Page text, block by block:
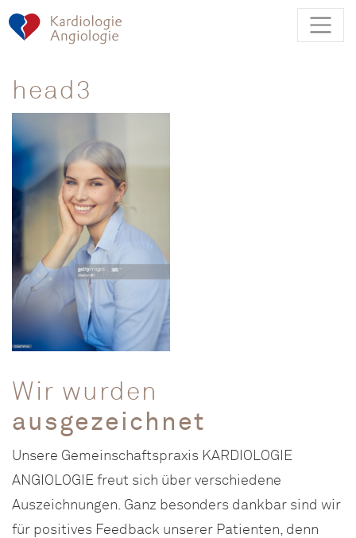
head3
Wir wurden
ausgezeichnet
Unsere Gemeinschaftspraxis KARDIOLOGIE
ANGIOLOGIE freut sich über verschiedene
Auszeichnungen. Ganz besonders dankbar sind wir
für positives Feedback unserer Patienten, denn